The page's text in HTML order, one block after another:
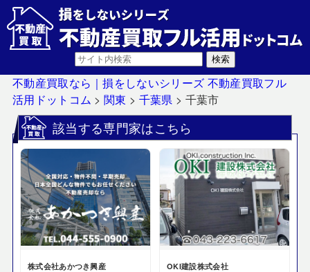
不動産買取なら｜損をしないシリーズ 不動産買取フル
活用ドットコム >関東 > 千葉県 > 千葉市
該当する専門家はこちら
株式会社あかつき興産 OKI建設株式会社